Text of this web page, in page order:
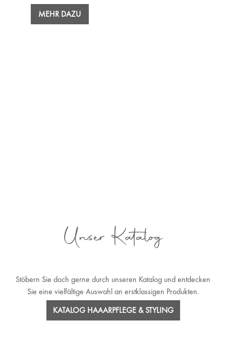
MEHR DAZU
Unser Katalog
Stöbern Sie doch gerne durch unseren Katalog und entdecken
Sie eine vielfältige Auswahl an erstklassigen Produkten.
KATALOG HAAARPFLEGE & STYLING